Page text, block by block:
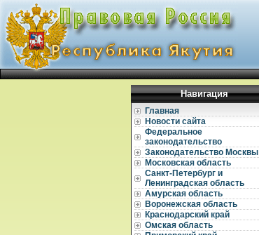
Навигация
Главная
Новости сайта
Федеральное
законодательство
Законодательство Москвы
Московская область
Санкт-Петербург и
Ленинградская область
Амурская область
Воронежская область
Краснодарский край
Омская область